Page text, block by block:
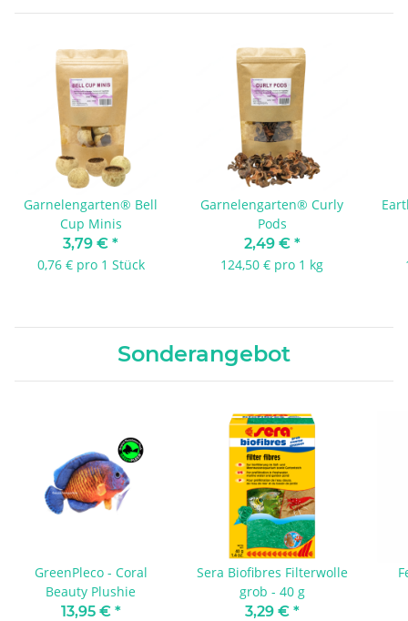
Garnelengarten® Bell
Cup Minis
3,79 € *
0,76 € pro 1 Stück
Garnelengarten® Curly
Pods
2,49 € *
124,50 € pro 1 kg
Sonderangebot
GreenPleco - Coral
Beauty Plushie
13,95 € *
Sera Biofibres Filterwolle
grob - 40 g
3,29 € *